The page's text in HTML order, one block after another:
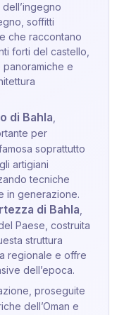
soffitti
che raccontano
forti del castello,
e
di Bahla
per
soprattutto
artigiani
tecniche
in generazione.
di Bahla
Paese, costruita
struttura
regionale e offre
dell’epoca.
proseguite
dell’Oman e